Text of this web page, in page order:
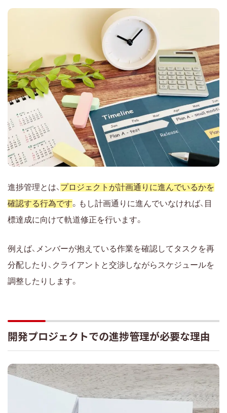
表を使って進捗管理を行う
進捗管理表Excelテンプレート（無料）を使う方法
Excelでのガントチャート作成時の注意点
タスク変更が後続タスクへ自動反映されない
タスク数が増えると更新負荷が急増する
複数人で同時編集するとファイル競合が発生する
複数プロジェクトの統合管理に向いていない
Excel管理は小規模・短期プロジェクトに限定される
開発プロジェクトの進捗管理はExcelではなくプロジェ
クト管理ツールを使おう
ルで行うべき理由
表を作成する手間がない
スマートフォンで閲覧しやすい
Excelに備わっていない機能が多数ある
進捗管理とは、 プロジェクトが計画通りに進んでいるかを
確認する行為です。もし計画通りに進んでいなければ、目
標達成に向けて軌道修正を行います。
例えば、メンバーが抱えている作業を確認してタスクを再
分配したり、クライアントと交渉しながらスケジュールを
調整したりします。
開発プロジェクトでの進捗管理が必要な理由